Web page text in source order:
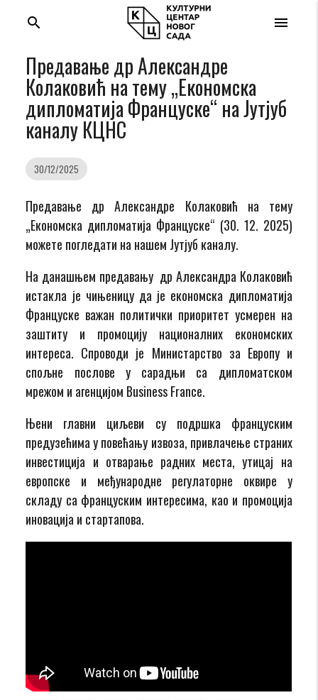
menu
search
Предавање др Александре
Колаковић на тему „Економска
дипломатија Француске“ на Јутјуб
каналу КЦНС
30/12/2025
Предавање др Александре Колаковић на тему
„Економска дипломатија Француске“ (30. 12. 2025)
можете погледати на нашем Јутјуб каналу.
На данашњем предавању др Александра Колаковић
истакла је чињеницу да је економска дипломатија
Француске важан политички приоритет усмерен на
заштиту и промоцију националних економских
интереса. Спроводи је Министарство за Европу и
спољне послове у сарадњи са дипломатском
мрежом и агенцијом Business France.
Њени главни циљеви су подршка француским
предузећима у повећању извоза, привлачење страних
инвестиција и отварање радних места, утицај на
европске и међународне регулаторне оквире у
складу са француским интересима, као и промоција
иновација и стартапова.